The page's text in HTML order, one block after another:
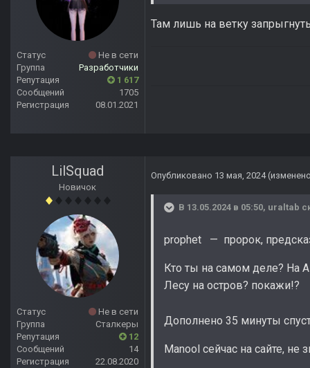
Статус
Не в сети
Группа
Разработчики
Репутация
1 617
Сообщений
1705
Регистрация
08.01.2021
Там лишь на ветку
LilSquad
Новичок
Статус
Не в сети
Группа
Сталкеры
Репутация
12
Сообщений
14
Регистрация
22.08.2020
Опубликовано 13 мая, 2024
В 13.05.2024 в 05:50, uraltab
prophet — пророк,
Кто ты на самом деле? На
Лесу на остров? покажи!?
Дополнено 35 минуты
Manool сейчас на сайте,